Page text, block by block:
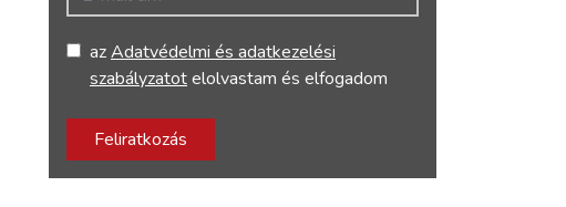
azAdatvédelmi és adatkezelési
szabályzatotelolvastam és elfogadom
Feliratkozás